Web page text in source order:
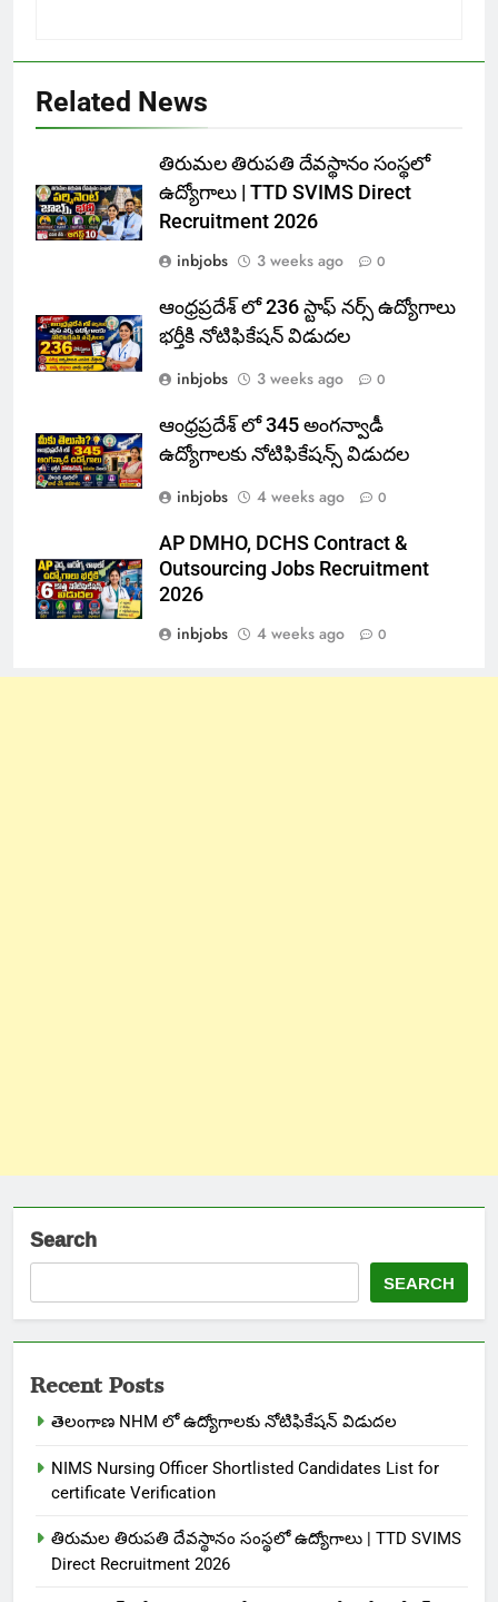
Related News
తిరుమల తిరుపతి దేవస్థానం సంస్థలో
ఉద్యోగాలు | TTD SVIMS Direct
Recruitment 2026
inbjobs
3 weeks ago 0
ఆంధ్రప్రదేశ్ లో 236 స్టాఫ్ నర్స్ ఉద్యోగాలు
భర్తీకి నోటిఫికేషన్ విడుదల
inbjobs
3 weeks ago 0
ఆంధ్రప్రదేశ్ లో 345 అంగన్వాడీ
ఉద్యోగాలకు నోటిఫికేషన్స్ విడుదల
inbjobs
4 weeks ago 0
AP DMHO, DCHS Contract &
Outsourcing Jobs Recruitment
2026
inbjobs
4 weeks ago 0
Search
SEARCH
Recent Posts
తెలంగాణ NHM లో ఉద్యోగాలకు నోటిఫికేషన్ విడుదల
NIMS Nursing Officer Shortlisted Candidates List for
certificate Verification
తిరుమల తిరుపతి దేవస్థానం సంస్థలో ఉద్యోగాలు | TTD SVIMS
Direct Recruitment 2026